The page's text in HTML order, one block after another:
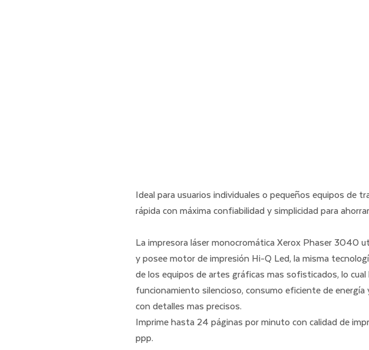
Ideal para usuarios individuales o pequeños equipos de
rápida con máxima confiabilidad y simplicidad para
La impresora láser monocromática Xerox Phaser 3040
y posee motor de impresión Hi-Q Led, la misma
de los equipos de artes gráficas mas sofisticados, lo cual
funcionamiento silencioso, consumo eficiente de energía
con detalles mas precisos.
Imprime hasta 24 páginas por minuto con calidad de
ppp.